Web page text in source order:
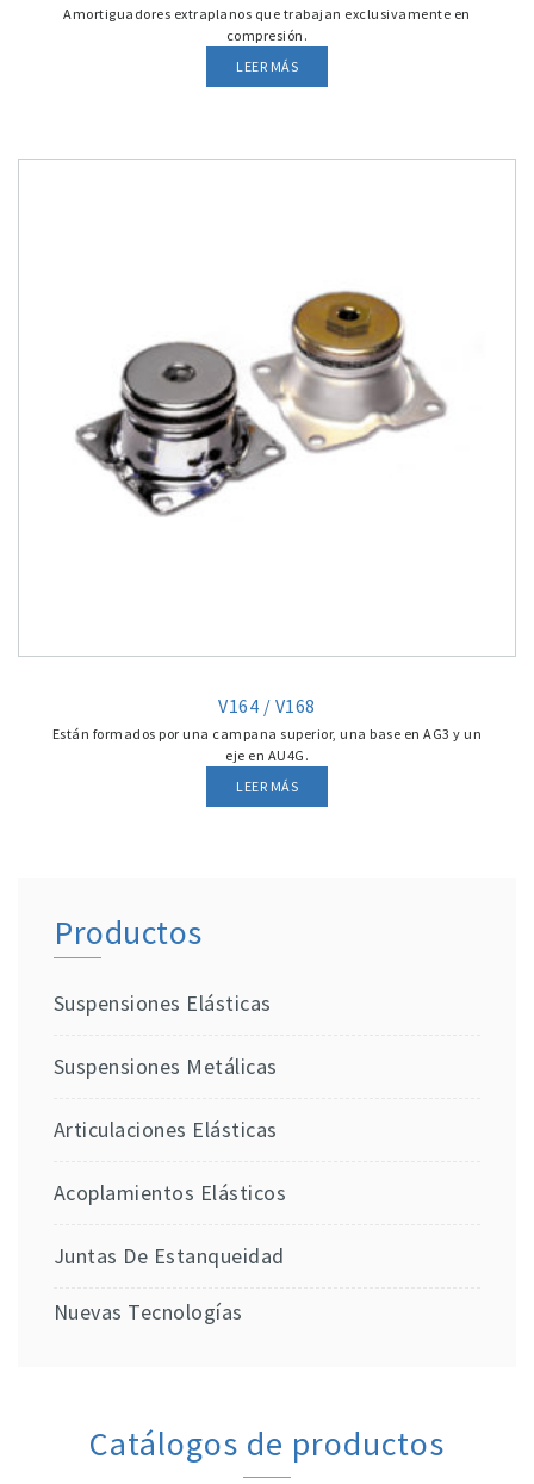
Amortiguadores extraplanos que trabajan exclusivamente en
compresión.
LEER MÁS
V164 / V168
Están formados por una campana superior, una base en AG3 y un
eje en AU4G.
LEER MÁS
Productos
Suspensiones Elásticas
Suspensiones Metálicas
Articulaciones Elásticas
Acoplamientos Elásticos
Juntas De Estanqueidad
Nuevas Tecnologías
Catálogos de productos